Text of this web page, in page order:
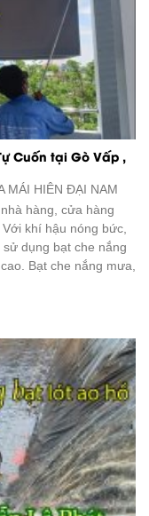
Cuốn tại Gò Vấp ,
MÁI HIÊN ĐẠI NAM
hàng, cửa hàng
khí hậu nóng bức,
dụng bạt che nắng
Bạt che nắng mưa,